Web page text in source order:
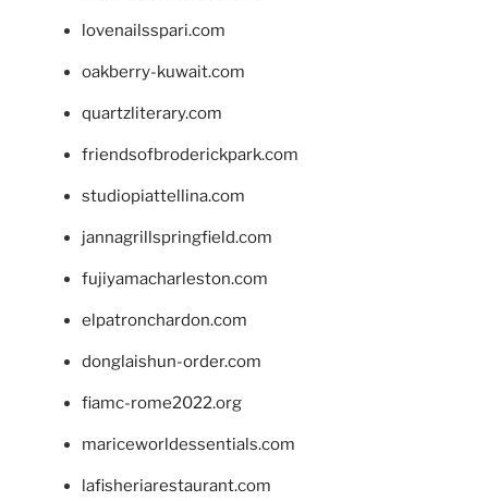
lovenailsspari.com
oakberry-kuwait.com
quartzliterary.com
friendsofbroderickpark.com
studiopiattellina.com
jannagrillspringfield.com
fujiyamacharleston.com
elpatronchardon.com
donglaishun-order.com
fiamc-rome2022.org
mariceworldessentials.com
lafisheriarestaurant.com